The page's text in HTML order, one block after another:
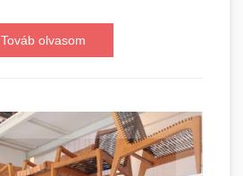
Továb olvasom